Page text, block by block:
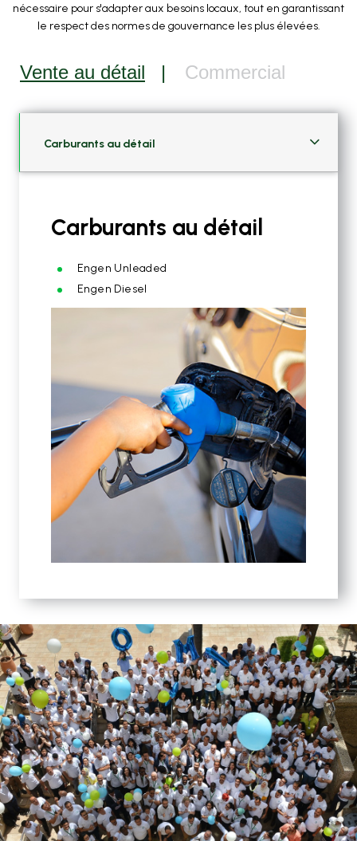
nécessaire pour s'adapter aux besoins locaux, tout en garantissant
le respect des normes de gouvernance les plus élevées.
Vente au détail Commercial
Carburants au détail
Carburants au détail
Engen Unleaded
Engen Diesel